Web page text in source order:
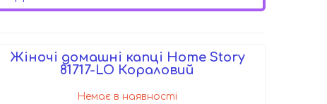
Жіночі домашні капці Home Story
81717-LO Кораловий
Немає в наявності